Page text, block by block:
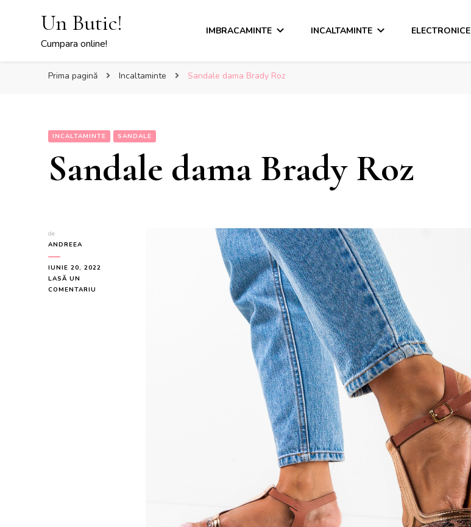
Un Butic!
Cumpara online!
IMBRACAMINTE INCALTAMINTE ELECTRONICE
Prima pagină Incaltaminte Sandale dama Brady Roz
INCALTAMINTE SANDALE
Sandale dama Brady Roz
de
ANDREEA
IUNIE 20, 2022
LASĂ UN
COMENTARIU